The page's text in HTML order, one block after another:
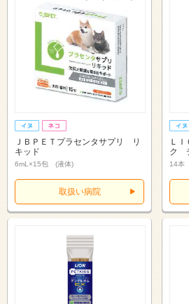
ＪＢＰＥＴプラセンタサプリ リ
キッド
6mL×15包 (液体)
取扱い病院
Ｌ
ク
14本